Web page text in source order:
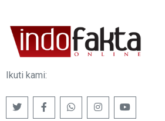
Ikuti kami: